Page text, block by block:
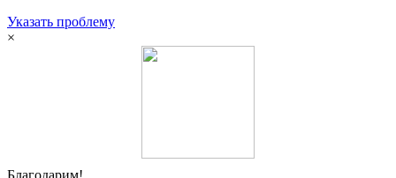
Указать проблему
×
Благодарим!